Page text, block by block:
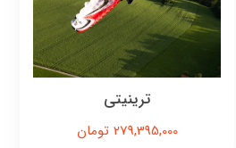
ترینیتی
279,395,000 تومان